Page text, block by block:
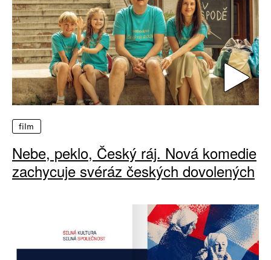
film
Nebe, peklo, Český ráj. Nová komedie
zachycuje svéráz českých dovolených